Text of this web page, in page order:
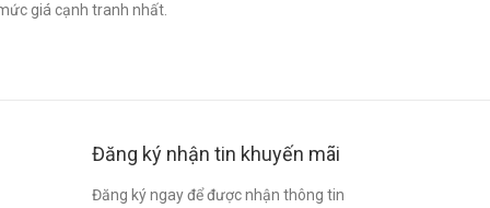
giá cạnh tranh nhất.
Đăng ký nhận tin khuyến mãi
Đăng ký ngay để được nhận thông tin